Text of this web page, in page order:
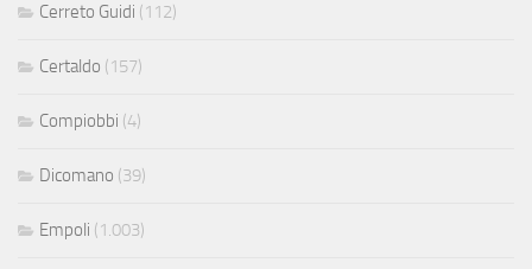
Cerreto Guidi (112)
Certaldo (157)
Compiobbi (4)
Dicomano (39)
Empoli (1.003)